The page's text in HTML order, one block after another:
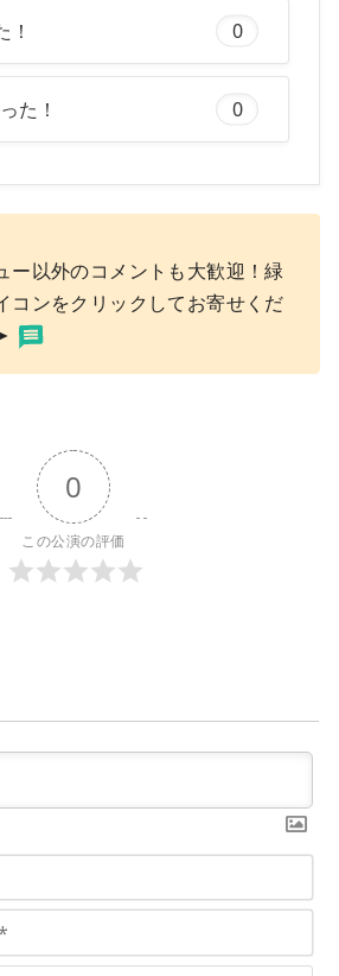
！ 0
た！ 0
ー以外のコメントも大歓迎！緑
コンをクリックしてお寄せくだ
0
この公演の評価
名